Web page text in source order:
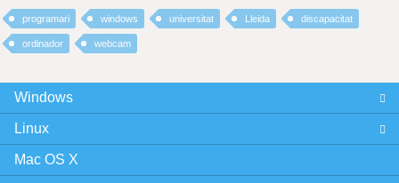
programari windows universitat Lleida discapacitat
ordinador webcam
Windows
Linux
Mac OS X